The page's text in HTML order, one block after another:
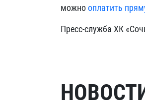
можнооплатить
Пресс-служба ХК